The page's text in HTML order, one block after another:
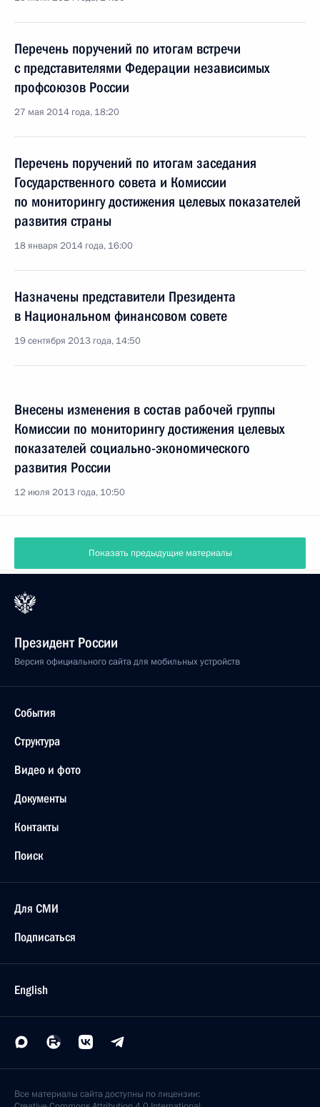
Перечень поручений по итогам встречи
с представителями Федерации независимых
профсоюзов России
27 мая 2014 года, 18:20
Перечень поручений по итогам заседания
Государственного совета и Комиссии
по мониторингу достижения целевых показателей
развития страны
18 января 2014 года, 16:00
Назначены представители Президента
в Национальном финансовом совете
19 сентября 2013 года, 14:50
Внесены изменения в состав рабочей группы
Комиссии по мониторингу достижения целевых
показателей социально-экономического
развития России
12 июля 2013 года, 10:50
Показать предыдущие материалы
Президент России
Версия официального сайта для мобильных устройств
События
Структура
Видео и фото
Документы
Контакты
Поиск
Для СМИ
Подписаться
English
Все материалы сайта доступны по лицензии: